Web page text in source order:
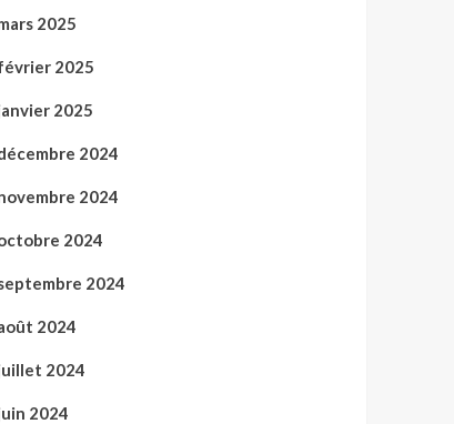
2025
2025
2025
2024
2024
2024
2024
2024
2024
2024